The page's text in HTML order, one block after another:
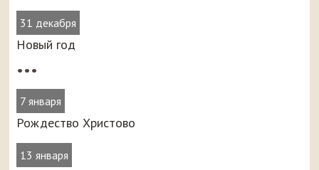
31 декабря
Новый год
•••
7 января
Рождество Христово
13 января